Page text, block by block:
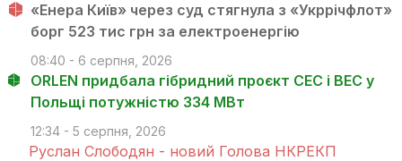
«Енера Київ» через суд стягнула з «Укррічфлот»
борг 523 тис грн за електроенергію
08:40 - 6 серпня, 2026
ORLEN придбала гібридний проєкт СЕС і ВЕС у
Польщі потужністю 334 МВт
12:34 - 5 серпня, 2026
Руслан Слободян - новий Голова НКРЕКП